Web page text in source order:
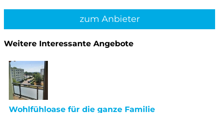
zum Anbieter
Weitere Interessante Angebote
Wohlfühloase für die ganze Familie